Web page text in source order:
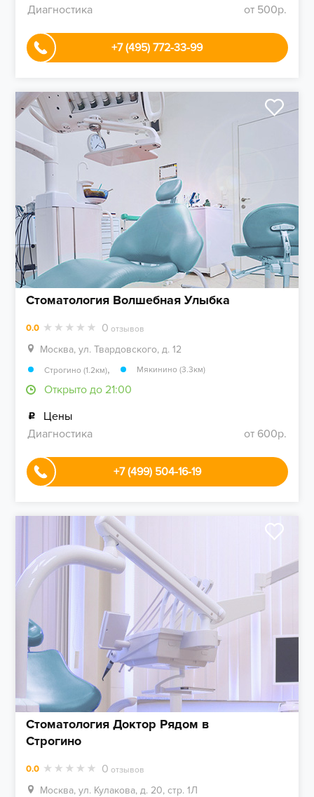
Диагностика
от 500р.
+7 (495) 772-33-99
Стоматология Волшебная Улыбка
0.0 0 отзывов
Москва, ул. Твардовского, д. 12
Строгино (1.2км), Мякинино (3.3км)
Открыто до 21:00
Цены
Диагностика
от 600р.
+7 (499) 504-16-19
Стоматология Доктор Рядом в
Строгино
0.0 0 отзывов
Москва, ул. Кулакова, д. 20, стр. 1Л